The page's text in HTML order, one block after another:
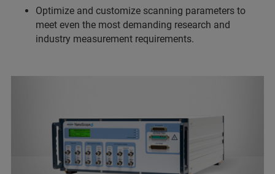
Optimize and customize scanning parameters to
meet even the most demanding research and
industry measurement requirements.